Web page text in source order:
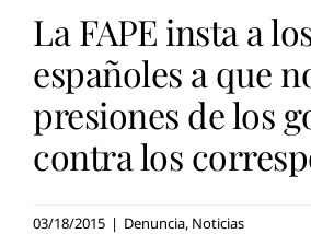
La FAPE insta a
españoles a que
presiones de los
contra los
03/18/2015 | Denuncia, Noticias